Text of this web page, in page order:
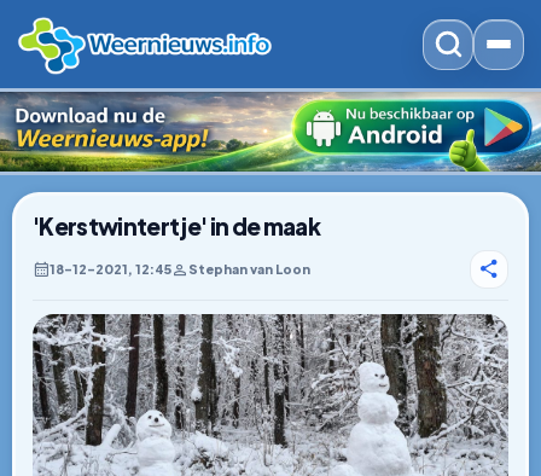
'Kerstwintertje' in de maak
18–12–2021, 12:45 Stephan van Loon